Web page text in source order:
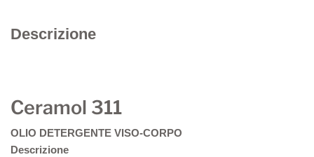
Descrizione
Ceramol 311
OLIO DETERGENTE VISO-CORPO
Descrizione